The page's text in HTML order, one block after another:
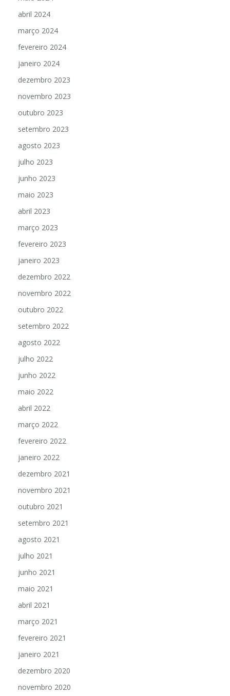
abril 2024
março 2024
fevereiro 2024
janeiro 2024
dezembro 2023
novembro 2023
outubro 2023
setembro 2023
agosto 2023
julho 2023
junho 2023
maio 2023
abril 2023
março 2023
fevereiro 2023
janeiro 2023
dezembro 2022
novembro 2022
outubro 2022
setembro 2022
agosto 2022
julho 2022
junho 2022
maio 2022
abril 2022
março 2022
fevereiro 2022
janeiro 2022
dezembro 2021
novembro 2021
outubro 2021
setembro 2021
agosto 2021
julho 2021
junho 2021
maio 2021
abril 2021
março 2021
fevereiro 2021
janeiro 2021
dezembro 2020
novembro 2020